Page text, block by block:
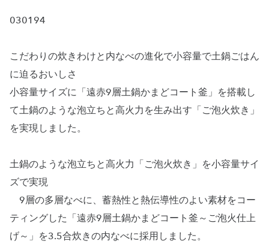
030194
こだわりの炊きわけと内なべの進化で小容量で土鍋ごはん
に迫るおいしさ
小容量サイズに「遠赤9層土鍋かまどコート釜」を搭載し
て土鍋のような泡立ちと高火力を生み出す「ご泡火炊き」
を実現しました。
土鍋のような泡立ちと高火力「ご泡火炊き」を小容量サイ
ズで実現
9層の多層なべに、蓄熱性と熱伝導性のよい素材をコー
ティングした「遠赤9層土鍋かまどコート釜～ご泡火仕上
げ～」を3.5合炊きの内なべに採用しました。